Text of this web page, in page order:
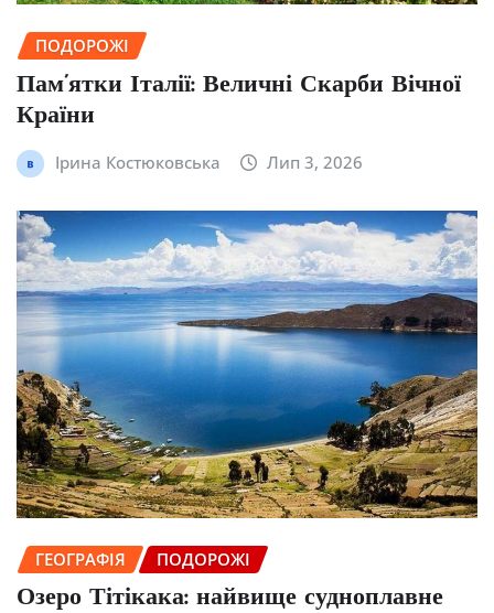
ПОДОРОЖІ
Пам’ятки Італії: Величні Скарби Вічної
Країни
Ірина Костюковська Лип 3, 2026
ГЕОГРАФІЯ ПОДОРОЖІ
Озеро Тітікака: найвище судноплавне